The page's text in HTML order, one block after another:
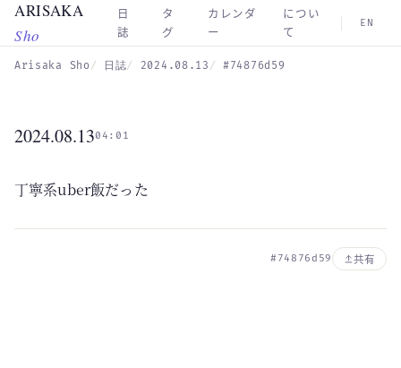
Skip to main content
ARISAKA
Sho
日
誌
タ
グ
カレンダ
ー
につい
て
EN
Arisaka Sho 日誌 2024.08.13 #74876d59
2024.08.1304:01
丁寧系uber飯だった
#74876d59 共有